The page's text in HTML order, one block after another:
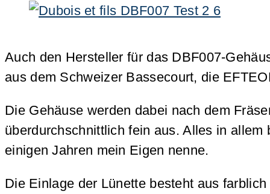
Auch den Hersteller für das DBF007-
aus dem Schweizer Bassecourt, die
Die Gehäuse werden dabei nach dem
überdurchschnittlich fein aus. Alles in
einigen Jahren mein Eigen nenne.
Die Einlage der Lünette besteht aus